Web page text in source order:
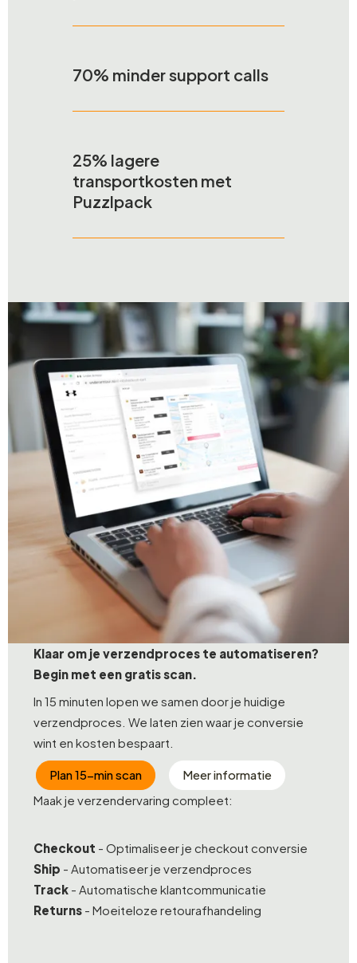
70% minder support calls
25% lagere
transportkosten met
Puzzlpack
Klaar om je verzendproces te automatiseren?
Begin met een gratis scan.
In 15 minuten lopen we samen door je huidige
verzendproces. We laten zien waar je conversie
wint en kosten bespaart.
Plan 15-min scan
Meer informatie
Maak je verzendervaring compleet:
Checkout - Optimaliseer je checkout conversie
Ship - Automatiseer je verzendproces
Track - Automatische klantcommunicatie
Returns - Moeiteloze retourafhandeling